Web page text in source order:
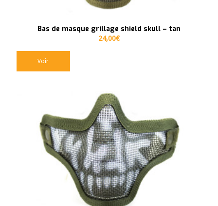
Bas de masque grillage shield skull – tan
24,00€
Voir